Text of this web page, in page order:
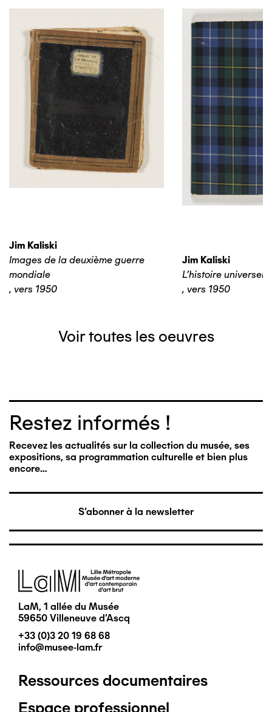
Jim Kaliski
Images de la deuxième guerre
mondiale
, vers 1950
Jim Kaliski
L’histoire universelle
, vers 1950
Voir toutes les oeuvres
Restez informés !
Recevez les actualités sur la collection du musée, ses
expositions, sa programmation culturelle et bien plus
encore…
S'abonner à la newsletter
Image
LaM, 1 allée du Musée
59650 Villeneuve d'Ascq
+33 (0)3 20 19 68 68
info@musee-lam.fr
Pied
Ressources documentaires
Espace professionnel